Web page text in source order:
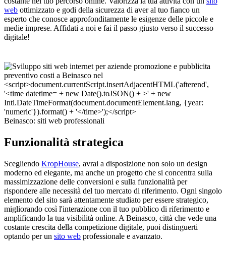
web ottimizzato e godi della sicurezza di aver al tuo fianco un
esperto che conosce approfonditamente le esigenze delle piccole e
medie imprese. Affidati a noi e fai il passo giusto verso il successo
digitale!
Beinasco: siti web professionali
Funzionalità strategica
Scegliendo KropHouse, avrai a disposizione non solo un design
moderno ed elegante, ma anche un progetto che si concentra sulla
massimizzazione delle conversioni e sulla funzionalità per
rispondere alle necessità del tuo mercato di riferimento. Ogni singolo
elemento del sito sarà attentamente studiato per essere strategico,
migliorando così l'interazione con il tuo pubblico di riferimento e
amplificando la tua visibilità online. A Beinasco, città che vede una
costante crescita della competizione digitale, puoi distinguerti
optando per un sito web professionale e avanzato.